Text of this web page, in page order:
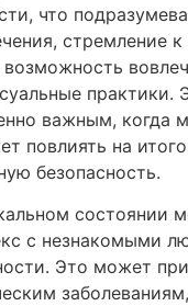
что
стремление
практики.
важным, когда
повлиять на
безопасность.
состоянии
с незнакомыми
Это может